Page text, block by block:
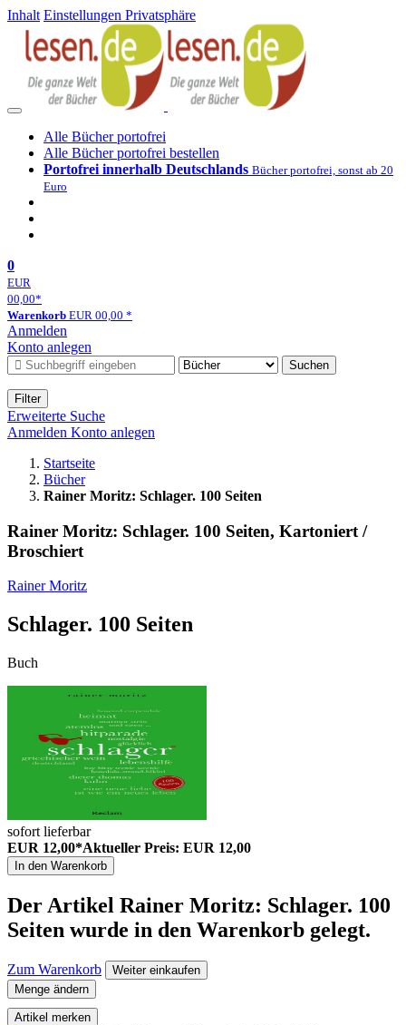
Inhalt Einstellungen Privatsphäre
Alle Bücher portofrei
Alle Bücher portofrei bestellen
Portofrei innerhalb Deutschlands Bücher portofrei, sonst ab 20
Euro
0
EUR
00,00*
Warenkorb EUR 00,00 *
Anmelden
Konto anlegen
Suchen
Filter
Erweiterte Suche
Anmelden Konto anlegen
Startseite
Bücher
Rainer Moritz: Schlager. 100 Seiten
Rainer Moritz: Schlager. 100 Seiten, Kartoniert /
Broschiert
Rainer Moritz
Schlager. 100 Seiten
Buch
sofort lieferbar
EUR 12,00*Aktueller Preis: EUR 12,00
In den Warenkorb
Der Artikel Rainer Moritz: Schlager. 100
Seiten wurde in den Warenkorb gelegt.
Zum Warenkorb
Weiter einkaufen
Menge ändern
Artikel merken